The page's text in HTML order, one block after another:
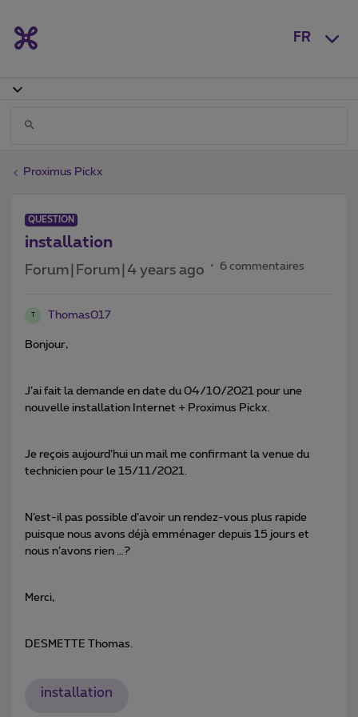
FR
Proximus Pickx
QUESTION
installation
Forum|Forum|4 years ago 6 commentaires
Thomas017
Bonjour,
J’ai fait la demande en date du 04/10/2021 pour une
nouvelle installation Internet + Proximus Pickx.
Je reçois aujourd’hui un mail me confirmant la venue du
technicien pour le 15/11/2021.
N’est-il pas possible d’avoir un rendez-vous plus rapide
puisque nous avons déjà emménager depuis 15 jours et
nous n’avons rien …?
Merci,
DESMETTE Thomas.
installation